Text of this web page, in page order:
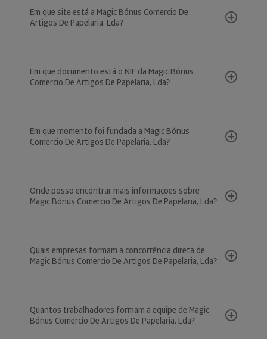
Em que site está a Magic Bónus Comercio De
Artigos De Papelaria, Lda?
Em que documento está o NIF da Magic Bónus
Comercio De Artigos De Papelaria, Lda?
Em que momento foi fundada a Magic Bónus
Comercio De Artigos De Papelaria, Lda?
Onde posso encontrar mais informações sobre
Magic Bónus Comercio De Artigos De Papelaria, Lda?
Quais empresas formam a concorrência direta de
Magic Bónus Comercio De Artigos De Papelaria, Lda?
Quantos trabalhadores formam a equipe de Magic
Bónus Comercio De Artigos De Papelaria, Lda?